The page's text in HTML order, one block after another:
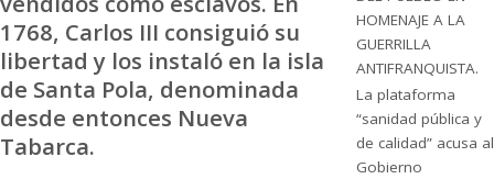
1768, Carlos III consiguió su
libertad y los instaló en la isla
de Santa Pola, denominada
desde entonces Nueva
Tabarca.
HOMENAJE A LA
GUERRILLA
ANTIFRANQUISTA.
La plataforma
“sanidad pública y
de calidad” acusa al
Gobierno